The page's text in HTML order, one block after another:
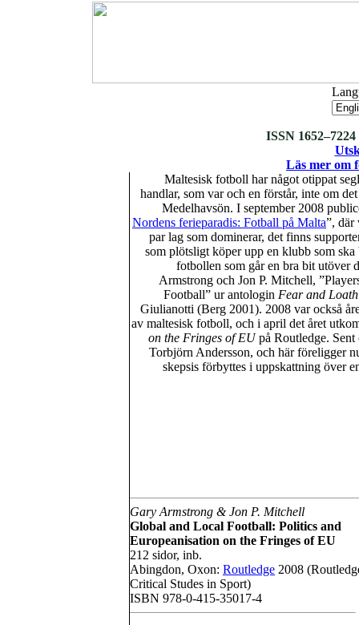
ISSN
Läs mer om
Maltesisk fotboll har något otippat
handlar, som var och en förstår, inte om
Medelhavsön. I september 2008
Nordens ferieparadis: Fotball på Malta”, där
par lag som dominerar, det finns
som plötsligt köper upp en klubb som
fotbollen som går en bra bit utöver
Armstrong och Jon P. Mitchell,
Football” ur antologin Fear and
Giulianotti (Berg 2001). 2008 var också
av maltesisk fotboll, och i april det året
on the Fringes of EUpå Routledge. Sent
Torbjörn Andersson, och här föreligger
skepsis förbyttes i uppskattning över
Gary Armstrong & Jon P. Mitchell
Global and Local Football: Politics and
Europeanisation on the Fringes of EU
212 sidor, inb.
Abingdon, Oxon: Routledge 2008
Critical Studes in Sport)
ISBN 978-0-415-35017-4